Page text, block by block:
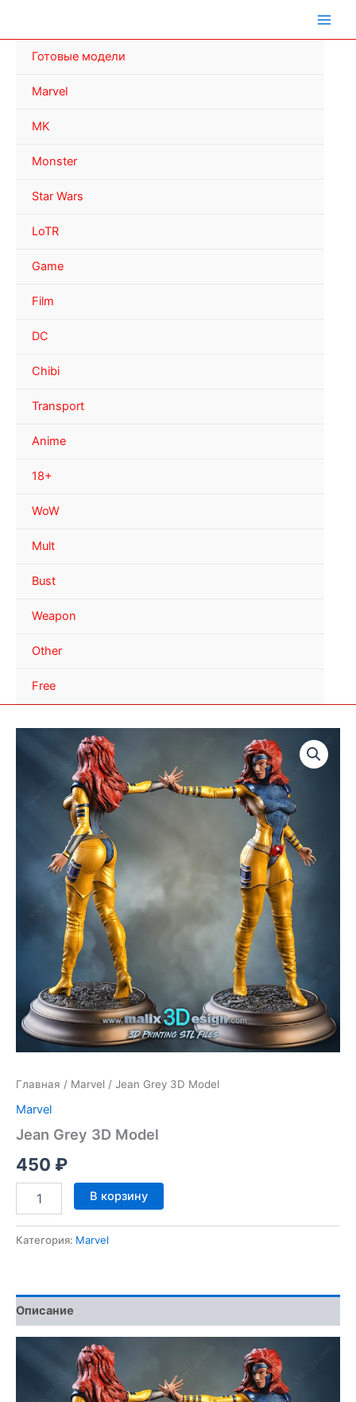
Готовые модели
Marvel
MK
Monster
Star Wars
LoTR
Game
Film
DC
Chibi
Transport
Anime
18+
WoW
Mult
Bust
Weapon
Other
Free
Главная / Marvel / Jean Grey 3D Model
Marvel
Jean Grey 3D Model
450 ₽
Количество
товара
Grey
В корзину
Категория: Marvel
Описание